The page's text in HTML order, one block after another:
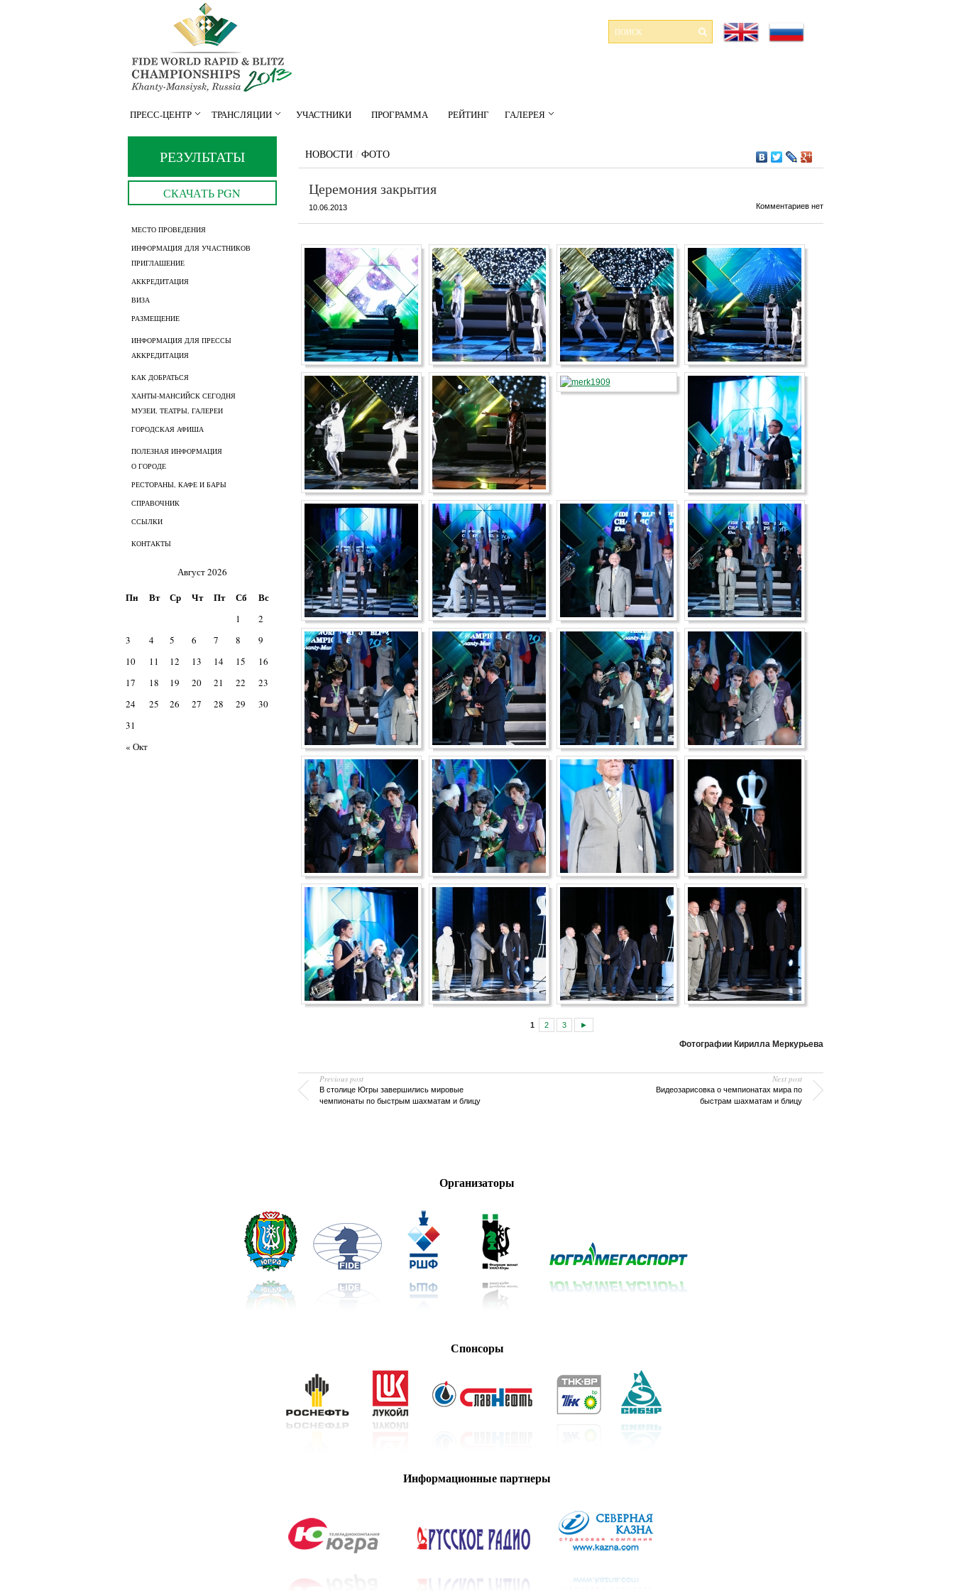
ПРЕСС-ЦЕНТР ТРАНСЛЯЦИИ УЧАСТНИКИ ПРОГРАММА РЕЙТИНГ ГАЛЕРЕЯ
РЕЗУЛЬТАТЫ
СКАЧАТЬ PGN
МЕСТО ПРОВЕДЕНИЯ
ИНФОРМАЦИЯ ДЛЯ УЧАСТНИКОВ
ПРИГЛАШЕНИЕ
АККРЕДИТАЦИЯ
ВИЗА
РАЗМЕЩЕНИЕ
ИНФОРМАЦИЯ ДЛЯ ПРЕССЫ
АККРЕДИТАЦИЯ
КАК ДОБРАТЬСЯ
ХАНТЫ-МАНСИЙСК СЕГОДНЯ
МУЗЕИ, ТЕАТРЫ, ГАЛЕРЕИ
ГОРОДСКАЯ АФИША
ПОЛЕЗНАЯ ИНФОРМАЦИЯ
О ГОРОДЕ
РЕСТОРАНЫ, КАФЕ И БАРЫ
СПРАВОЧНИК
ССЫЛКИ
КОНТАКТЫ
Август 2026
Пн Вт Ср Чт Пт Сб Вс
« Окт
1
2
3
4 5 6 7 8
9
10
11 12 13 14 15
16
17
18 19 20 21 22
23
24
25 26 27 28 29
30
31
НОВОСТИ / ФОТО
Церемония закрытия
10.06.2013 Комментариев нет
1 2 3 ►
Фотографии Кирилла Меркурьева
Previous post
В столице Югры завершились мировые
чемпионаты по быстрым шахматам и блицу
Next post
Видеозарисовка о чемпионатах мира по
быстрам шахматам и блицу
Организаторы
Спонсоры
Информационные партнеры